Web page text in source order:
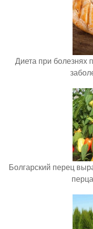
Диета при болезнях
Болгарский перец